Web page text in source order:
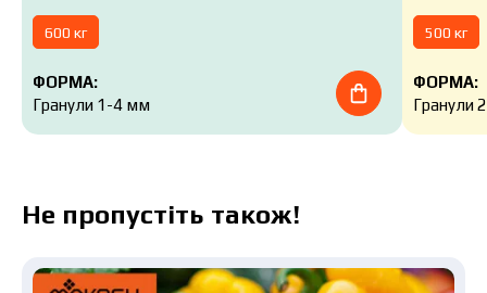
600 кг
ФОРМА:
Гранули 1-4 мм
500 кг
ФОРМА:
Гранули
Не пропустіть також!